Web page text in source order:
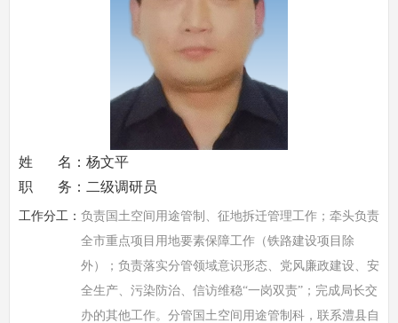
姓 名：杨文平
职 务：二级调研员
工作分工： 负责国土空间用途管制、征地拆迁管理工作；牵头负责
全市重点项目用地要素保障工作（铁路建设项目除
外）；负责落实分管领域意识形态、党风廉政建设、安
全生产、污染防治、信访维稳“一岗双责”；完成局长交
办的其他工作。分管国土空间用途管制科，联系澧县自